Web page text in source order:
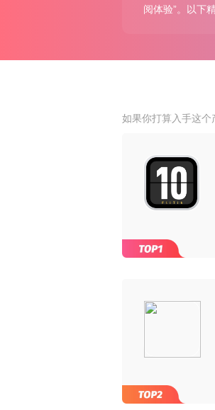
阅体验”。以下
如果你打算入手这